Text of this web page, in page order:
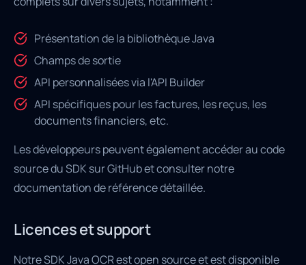
Présentation de la bibliothèque Java
Champs de sortie
API personnalisées via l'API Builder
API spécifiques pour les factures, les reçus, les
documents financiers, etc.
Les développeurs peuvent également accéder au code
source du SDK sur GitHub et consulter notre
documentation de référence détaillée.
Licences et support
Notre SDK Java OCR est open source et est disponible